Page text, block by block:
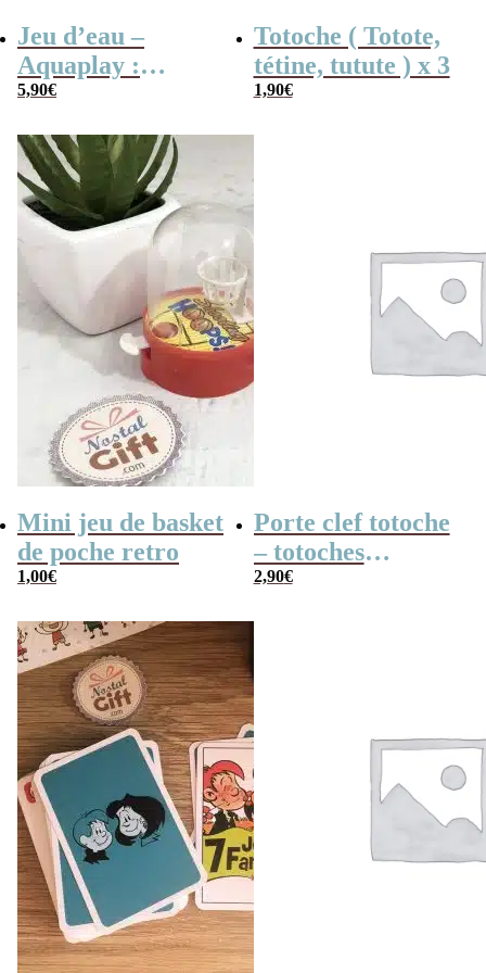
Jeu d’eau –
Aquaplay :
anneaux,
pyramide –
Inspiré de
Wonderful
Waterfuls
5,90€
Totoche ( Totote,
tétine, tutute ) x 3
1,90€
Mini jeu de basket
de poche retro
1,00€
Porte clef totoche
– totoches
translucides
2,90€